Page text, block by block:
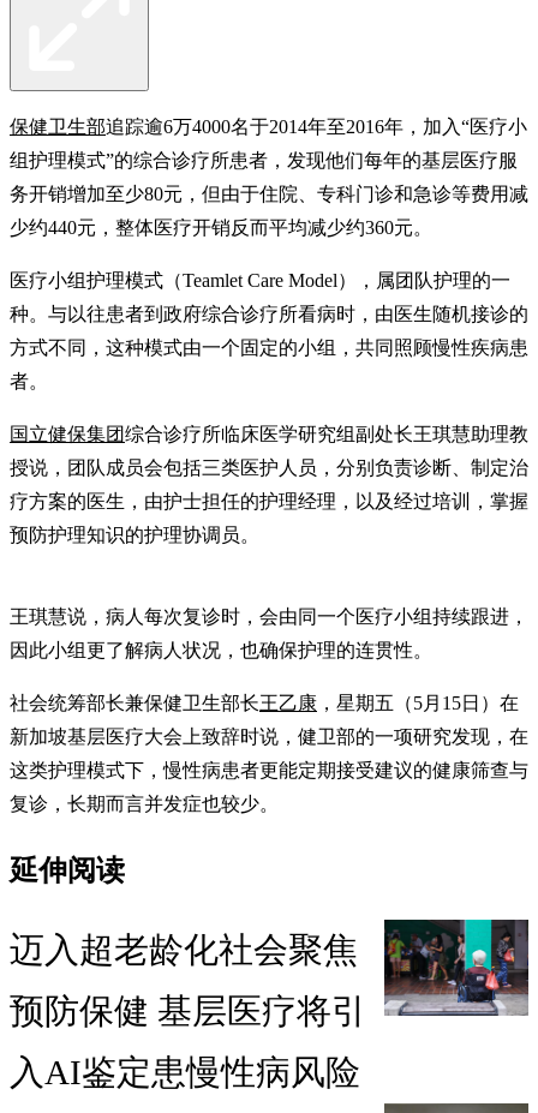
保健卫生部追踪逾6万4000名于2014年至2016年，加入“医疗小
组护理模式”的综合诊疗所患者，发现他们每年的基层医疗服
务开销增加至少80元，但由于住院、专科门诊和急诊等费用减
少约440元，整体医疗开销反而平均减少约360元。
医疗小组护理模式（Teamlet Care Model），属团队护理的一
种。与以往患者到政府综合诊疗所看病时，由医生随机接诊的
方式不同，这种模式由一个固定的小组，共同照顾慢性疾病患
者。
国立健保集团综合诊疗所临床医学研究组副处长王琪慧助理教
授说，团队成员会包括三类医护人员，分别负责诊断、制定治
疗方案的医生，由护士担任的护理经理，以及经过培训，掌握
预防护理知识的护理协调员。
王琪慧说，病人每次复诊时，会由同一个医疗小组持续跟进，
因此小组更了解病人状况，也确保护理的连贯性。
社会统筹部长兼保健卫生部长王乙康 ，星期五（5月15日）在
新加坡基层医疗大会上致辞时说，健卫部的一项研究发现，在
这类护理模式下，慢性病患者更能定期接受建议的健康筛查与
复诊，长期而言并发症也较少。
延伸阅读
迈入超老龄化社会聚焦
预防保健 基层医疗将引
入AI鉴定患慢性病风险